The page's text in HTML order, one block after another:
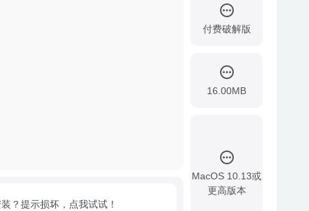
付费破解版
16.00MB
MacOS 10.13或
更高版本
？提示损坏，点我试试！